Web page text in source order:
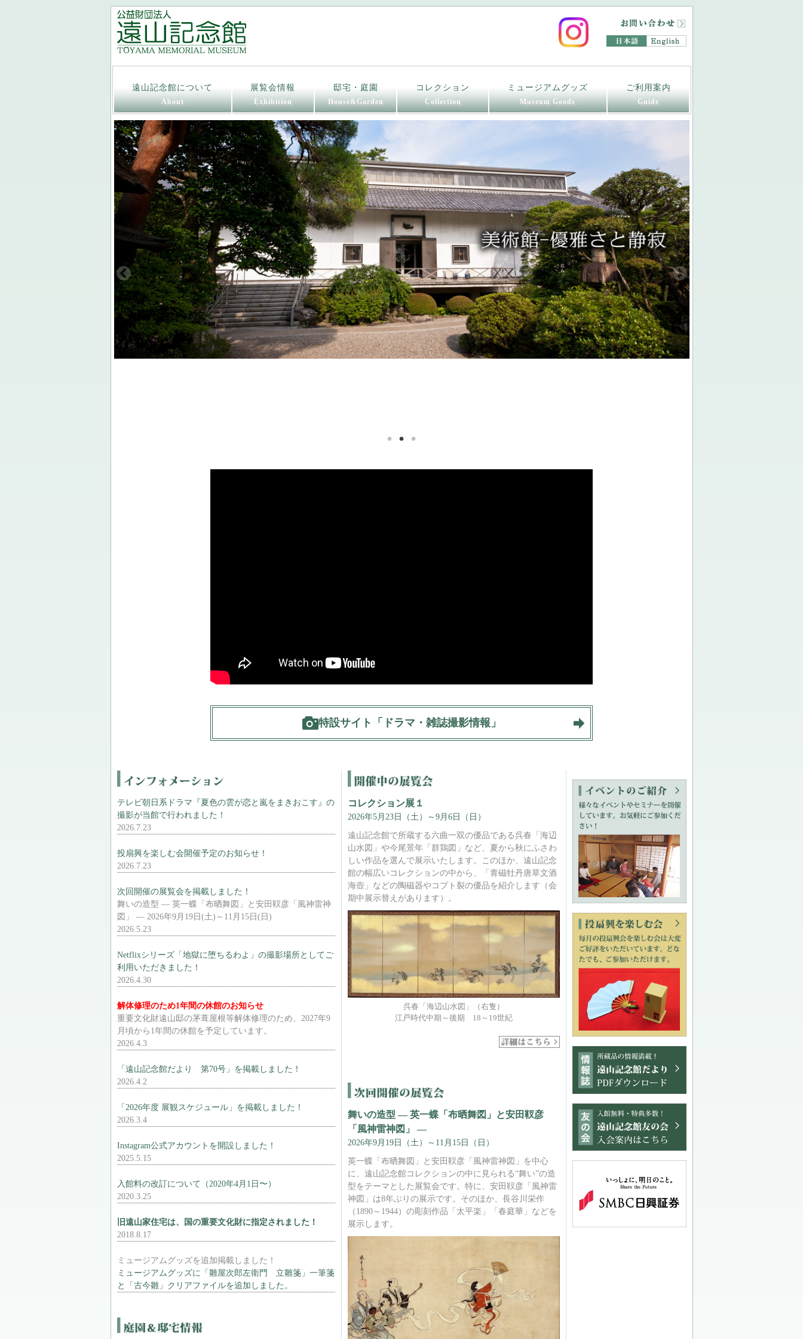
遠山記念館について
About
展覧会情報
Exhibition
邸宅・庭園
House&Garden
コレクション
Collection
ミュージアムグッズ
Museum Goods
ご利用案内
Guide
特設サイト「ドラマ・雑誌撮影情報」
テレビ朝日系ドラマ『夏色の雲が恋と嵐をまきおこす』の
撮影が当館で行われました！
2026.7.23
投扇興を楽しむ会開催予定のお知らせ！
2026.7.23
次回開催の展覧会を掲載しました！
舞いの造型 ― 英一蝶「布晒舞図」と安田靫彦「風神雷神
図」 ― 2026年9月19日(土)～11月15日(日)
2026.5.23
Netflixシリーズ「地獄に堕ちるわよ」の撮影場所としてご
利用いただきました！
2026.4.30
解体修理のため1年間の休館のお知らせ
重要文化財遠山邸の茅葺屋根等解体修理のため、2027年9
月頃から1年間の休館を予定しています。
2026.4.3
「遠山記念館だより 第70号」を掲載しました！
2026.4.2
「2026年度 展観スケジュール」を掲載しました！
2026.3.4
Instagram公式アカウントを開設しました！
2025.5.15
入館料の改訂について（2020年4月1日〜）
2020.3.25
旧遠山家住宅は、国の重要文化財に指定されました！
2018.8.17
ミュージアムグッズを追加掲載しました！
ミュージアムグッズに「雛屋次郎左衛門 立雛箋」一筆箋
と「古今雛」クリアファイルを追加しました。
コレクション展１
2026年5月23日（土）～9月6日（日）
遠山記念館で所蔵する六曲一双の優品である呉春「海辺
山水図」や今尾景年「群鶏図」など、夏から秋にふさわ
しい作品を選んで展示いたします。このほか、遠山記念
館の幅広いコレクションの中から、「青磁牡丹唐草文酒
海壺」などの陶磁器やコプト裂の優品を紹介します（会
期中展示替えがあります）。
呉春「海辺山水図」（右隻）
江戸時代中期～後期 18～19世紀
舞いの造型 ― 英一蝶「布晒舞図」と安田靫彦
「風神雷神図」 ―
2026年9月19日（土）～11月15日（日）
英一蝶「布晒舞図」と安田靫彦「風神雷神図」を中心
に、遠山記念館コレクションの中に見られる“舞い”の造
型をテーマとした展覧会です。特に、安田靫彦「風神雷
神図」は8年ぶりの展示です。そのほか、長谷川栄作
（1890～1944）の彫刻作品「太平楽」「春庭華」などを
展示します。